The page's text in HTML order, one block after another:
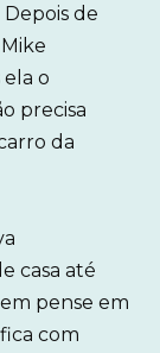
de
ela o
precisa
da
casa até
pense em
com